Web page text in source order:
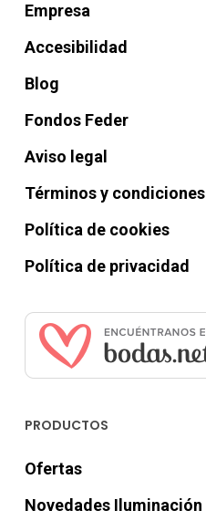
Empresa
Accesibilidad
Blog
Fondos Feder
Aviso legal
Términos y condiciones
Política de cookies
Política de privacidad
PRODUCTOS
Ofertas
Novedades Iluminación